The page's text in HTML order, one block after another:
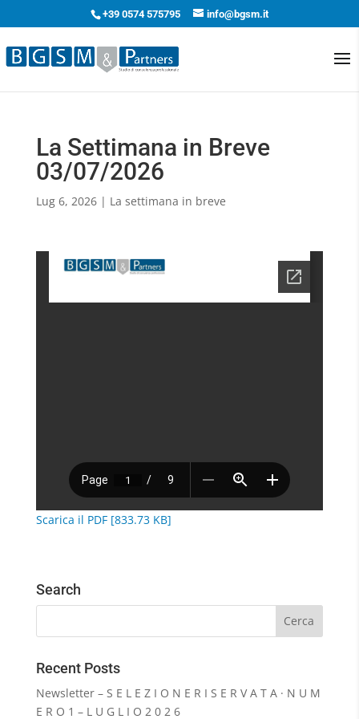
+39 0574 575795 info@bgsm.it
La Settimana in Breve
03/07/2026
Lug 6, 2026| La settimana in breve
Scarica il PDF [833.73 KB]
Search
Recent Posts
Newsletter – S E L E Z I O N E R I S E R V A T A · N U M
E R O 1 – L U G L I O 2 0 2 6